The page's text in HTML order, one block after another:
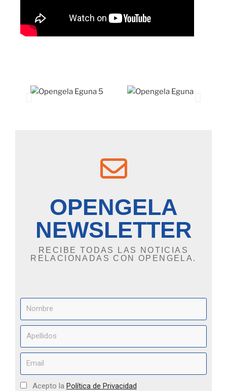
OPENGELA
NEWSLETTER
RECIBE TODAS LAS NOTICIAS
RELACIONADAS CON OPENGELA.
Acepto la Política de Privacidad